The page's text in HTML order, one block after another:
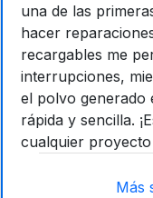
una de las
hacer
recargables me
interrupciones,
el polvo generado
rápida y sencilla.
cualquier
Más